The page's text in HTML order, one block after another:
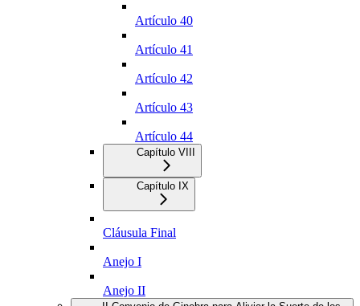
Artículo 40
Artículo 41
Artículo 42
Artículo 43
Artículo 44
Capítulo VIII
Capítulo IX
Cláusula Final
Anejo I
Anejo II